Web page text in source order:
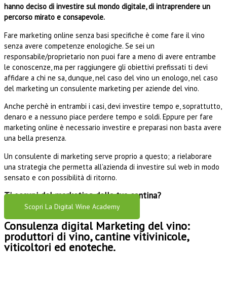
hanno deciso di investire sul mondo digitale, di intraprendere un
percorso mirato e consapevole.
Fare marketing online senza basi specifiche è come fare il vino
senza avere competenze enologiche. Se sei un
responsabile/proprietario non puoi fare a meno di avere entrambe
le conoscenze, ma per raggiungere gli obiettivi prefissati ti devi
affidare a chi ne sa, dunque, nel caso del vino un enologo, nel caso
del marketing un consulente marketing per aziende del vino.
Anche perchè in entrambi i casi, devi investire tempo e, soprattutto,
denaro e a nessuno piace perdere tempo e soldi. Eppure per fare
marketing online è necessario investire e preparasi non basta avere
una bella presenza.
Un consulente di marketing serve proprio a questo; a rielaborare
una strategia che permetta all’azienda di investire sul web in modo
sensato e con possibilità di ritorno.
Ti occupi del marketing della tua cantina?
Scopri La Digital Wine Academy
Consulenza digital Marketing del vino:
produttori di vino, cantine vitivinicole,
viticoltori ed enoteche.